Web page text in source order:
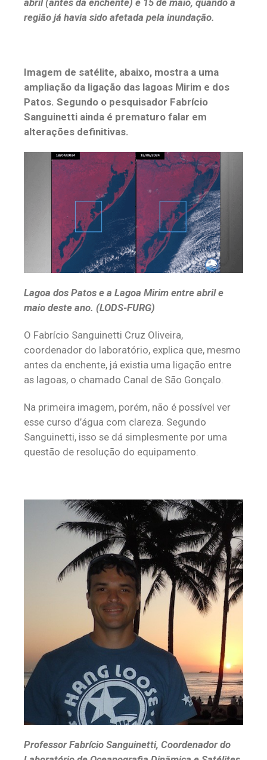
abril (antes da enchente) e 15 de maio, quando a
região já havia sido afetada pela inundação.
Imagem de satélite, abaixo, mostra a uma
ampliação da ligação das lagoas Mirim e dos
Patos. Segundo o pesquisador Fabrício
Sanguinetti ainda é prematuro falar em
alterações definitivas.
Lagoa dos Patos e a Lagoa Mirim entre abril e
maio deste ano. (LODS-FURG)
O Fabrício Sanguinetti Cruz Oliveira,
coordenador do laboratório, explica que, mesmo
antes da enchente, já existia uma ligação entre
as lagoas, o chamado Canal de São Gonçalo.
Na primeira imagem, porém, não é possível ver
esse curso d’água com clareza. Segundo
Sanguinetti, isso se dá simplesmente por uma
questão de resolução do equipamento.
Professor Fabrício Sanguinetti, Coordenador do